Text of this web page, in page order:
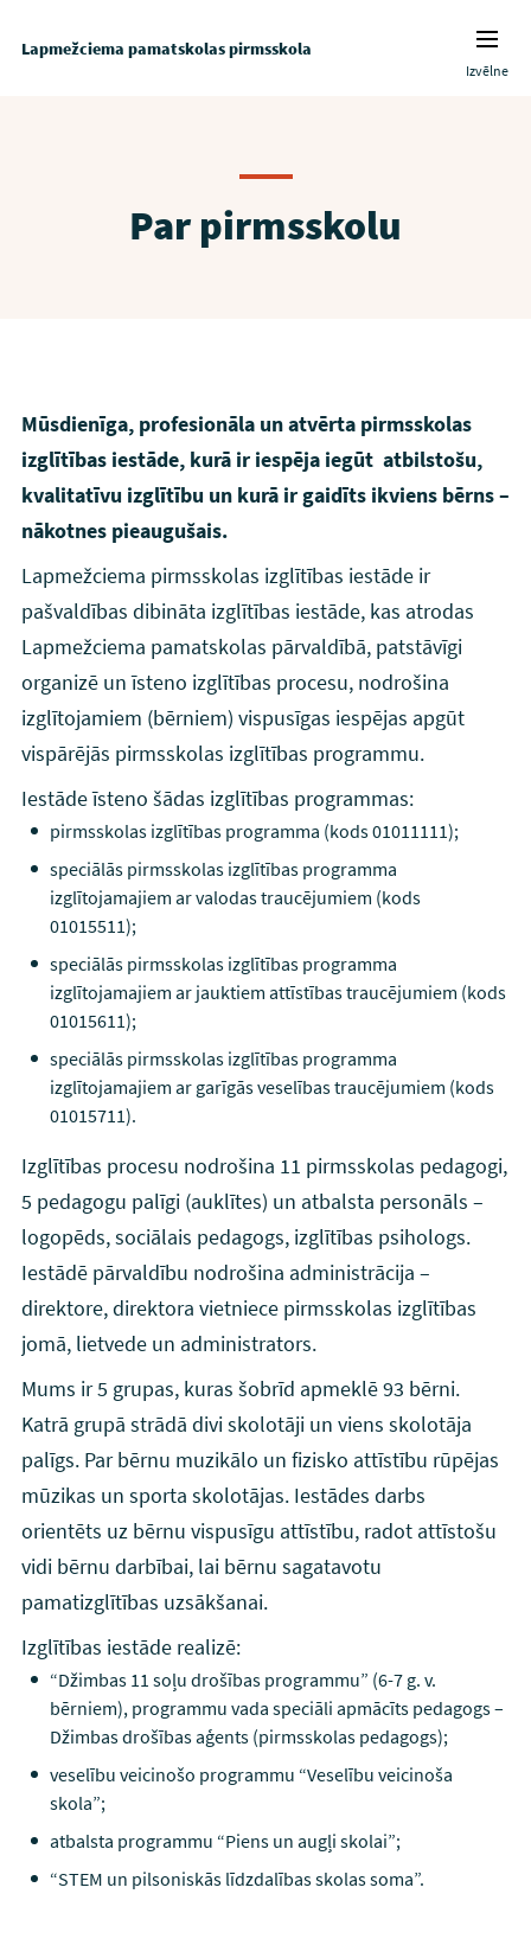
Lapmežciema pamatskolas pirmsskola
Izvēlne
Par pirmsskolu
Mūsdienīga, profesionāla un atvērta pirmsskolas
izglītības iestāde, kurā ir iespēja iegūt atbilstošu,
kvalitatīvu izglītību un kurā ir gaidīts ikviens bērns –
nākotnes pieaugušais.
Lapmežciema pirmsskolas izglītības iestāde ir
pašvaldības dibināta izglītības iestāde, kas atrodas
Lapmežciema pamatskolas pārvaldībā, patstāvīgi
organizē un īsteno izglītības procesu, nodrošina
izglītojamiem (bērniem) vispusīgas iespējas apgūt
vispārējās pirmsskolas izglītības programmu.
Iestāde īsteno šādas izglītības programmas:
pirmsskolas izglītības programma (kods 01011111);
speciālās pirmsskolas izglītības programma
izglītojamajiem ar valodas traucējumiem (kods
01015511);
speciālās pirmsskolas izglītības programma
izglītojamajiem ar jauktiem attīstības traucējumiem (kods
01015611);
speciālās pirmsskolas izglītības programma
izglītojamajiem ar garīgās veselības traucējumiem (kods
01015711).
Izglītības procesu nodrošina 11 pirmsskolas pedagogi,
5 pedagogu palīgi (auklītes) un atbalsta personāls –
logopēds, sociālais pedagogs, izglītības psihologs.
Iestādē pārvaldību nodrošina administrācija –
direktore, direktora vietniece pirmsskolas izglītības
jomā, lietvede un administrators.
Mums ir 5 grupas, kuras šobrīd apmeklē 93 bērni.
Katrā grupā strādā divi skolotāji un viens skolotāja
palīgs. Par bērnu muzikālo un fizisko attīstību rūpējas
mūzikas un sporta skolotājas. Iestādes darbs
orientēts uz bērnu vispusīgu attīstību, radot attīstošu
vidi bērnu darbībai, lai bērnu sagatavotu
pamatizglītības uzsākšanai.
Izglītības iestāde realizē:
“Džimbas 11 soļu drošības programmu” (6-7 g. v.
bērniem), programmu vada speciāli apmācīts pedagogs –
Džimbas drošības aģents (pirmsskolas pedagogs);
veselību veicinošo programmu “Veselību veicinoša
skola”;
atbalsta programmu “Piens un augļi skolai”;
“STEM un pilsoniskās līdzdalības skolas soma”.